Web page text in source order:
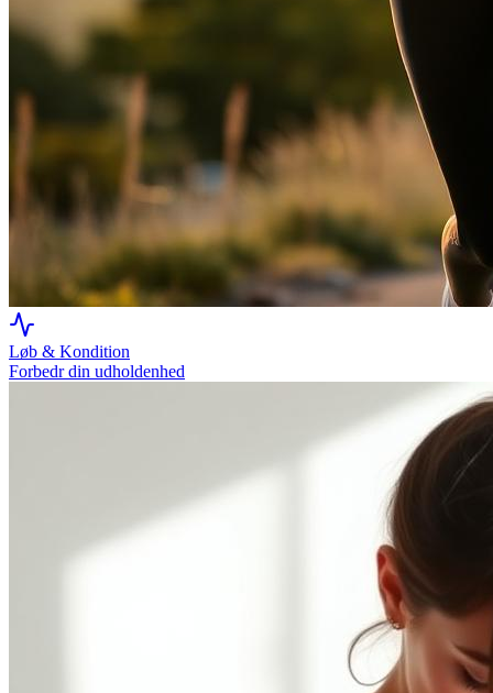
Løb & Kondition
Forbedr din udholdenhed